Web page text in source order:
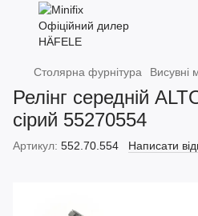
Столярна фурнітура Висувні
Релінг середній
сірий 55270554
Артикул: 552.70.554 Написати